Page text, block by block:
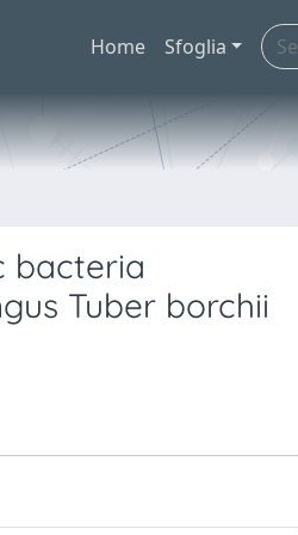
Home Sfoglia
bacteria
Tuber borchii